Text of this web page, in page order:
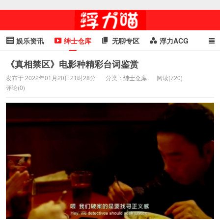
娱乐资讯 绅士仓库 无聊专区 浮力ACG
浮力GIF 明星头条 浮力资讯 头条女神
cosplay
《真相禁区》电影种精彩台词鉴赏
发布于 2022年01月20日21时28分 分类： 绅士仓库
阅读(720)
评论(0)